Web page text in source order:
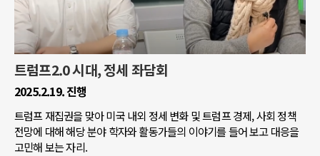
트럼프2.0 시대, 정세 좌담회
2025.2.19. 진행
트럼프 재집권을 맞아 미국 내외 정세 변화 및 트럼프 경제, 사회 정책
전망에 대해 해당 분야 학자와 활동가들의 이야기를 들어 보고 대응을
고민해 보는 자리.